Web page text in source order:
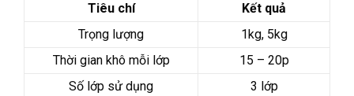
Tiêu chí
Kết quả
Trọng lượng
1kg, 5kg
Thời gian khô mỗi lớp
15 – 20p
Số lớp sử dụng
3 lớp